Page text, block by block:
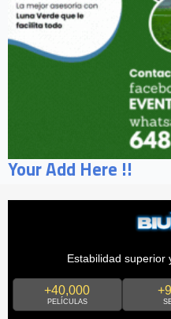
Your Add Here !!
Estabilidad superior
+40,000
PELÍCULAS